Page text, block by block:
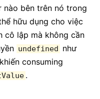
nào bên trên nó trong
hữu dụng cho việc
cô lập mà không cần
undefined như
consuming
.